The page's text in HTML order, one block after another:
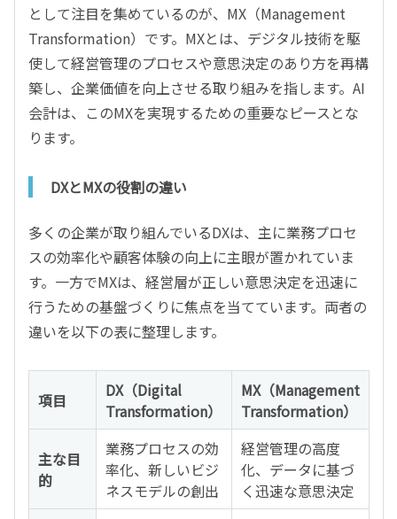
として注目を集めているのが、MX（Management
Transformation）です。MXとは、デジタル技術を駆
使して経営管理のプロセスや意思決定のあり方を再構
築し、企業価値を向上させる取り組みを指します。AI
会計は、このMXを実現するための重要なピースとな
ります。
DXとMXの役割の違い
多くの企業が取り組んでいるDXは、主に業務プロセ
スの効率化や顧客体験の向上に主眼が置かれていま
す。一方でMXは、経営層が正しい意思決定を迅速に
行うための基盤づくりに焦点を当てています。両者の
違いを以下の表に整理します。
項目
DX（Digital
Transformation）
MX（Management
Transformation）
主な目
的
業務プロセスの効
率化、新しいビジ
ネスモデルの創出
経営管理の高度
化、データに基づ
く迅速な意思決定